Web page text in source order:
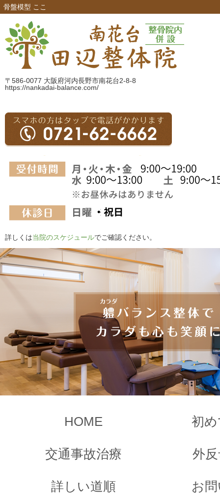
骨盤模型 ここ
〒586-0077 大阪府河内長野市南花台2-8-8
https://nankadai-balance.com/
詳しくは当院のスケジュールでご確認ください。
HOME 初
交通事故治療 外
詳しい道順 お